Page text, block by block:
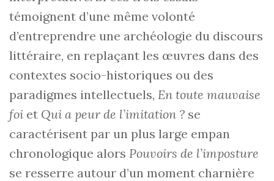
témoignent d’une même volonté
d’entreprendre une archéologie du discours
littéraire, en replaçant les œuvres dans des
contextes socio-historiques ou des
paradigmes intellectuels, En toute mauvaise
foi et Qui a peur de l’imitation ? se
caractérisent par un plus large empan
chronologique alors Pouvoirs de l’imposture
se resserre autour d’un moment charnière